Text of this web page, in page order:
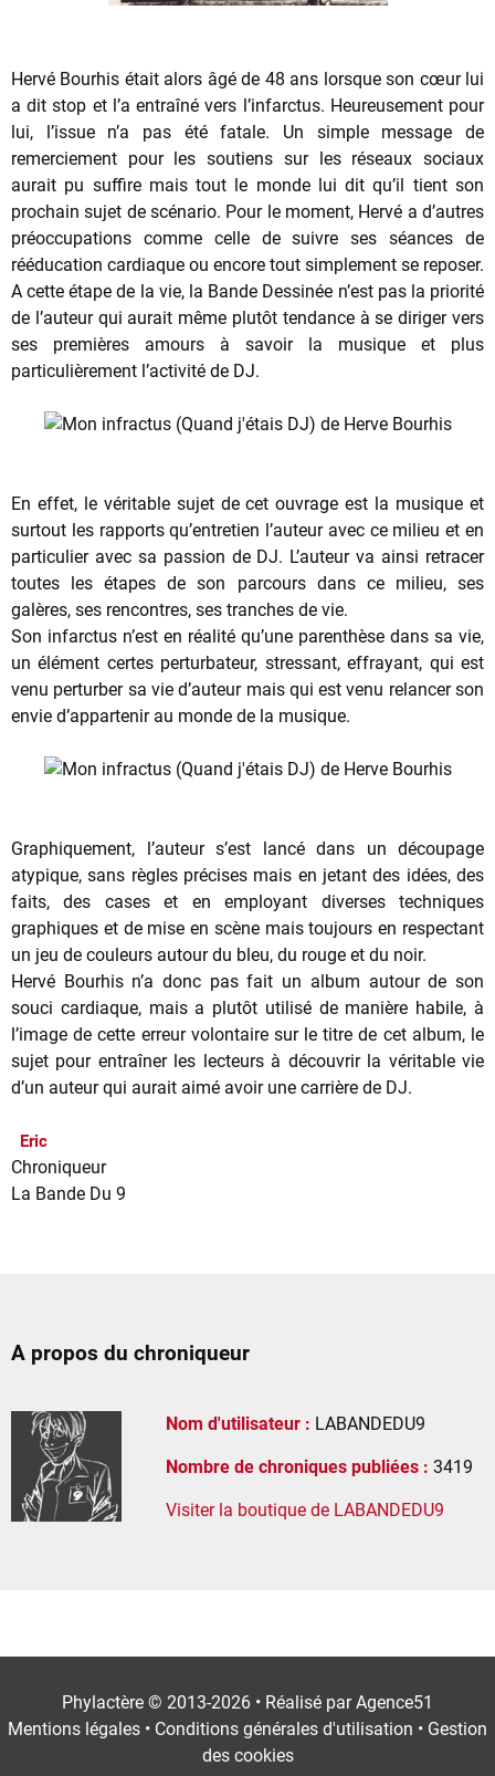
Hervé Bourhis était alors âgé de 48 ans lorsque son cœur lui
a dit stop et l’a entraîné vers l’infarctus. Heureusement pour
lui, l’issue n’a pas été fatale. Un simple message de
remerciement pour les soutiens sur les réseaux sociaux
aurait pu suffire mais tout le monde lui dit qu’il tient son
prochain sujet de scénario. Pour le moment, Hervé a d’autres
préoccupations comme celle de suivre ses séances de
rééducation cardiaque ou encore tout simplement se reposer.
A cette étape de la vie, la Bande Dessinée n’est pas la priorité
de l’auteur qui aurait même plutôt tendance à se diriger vers
ses premières amours à savoir la musique et plus
particulièrement l’activité de DJ.
En effet, le véritable sujet de cet ouvrage est la musique et
surtout les rapports qu’entretien l’auteur avec ce milieu et en
particulier avec sa passion de DJ. L’auteur va ainsi retracer
toutes les étapes de son parcours dans ce milieu, ses
galères, ses rencontres, ses tranches de vie.
Son infarctus n’est en réalité qu’une parenthèse dans sa vie,
un élément certes perturbateur, stressant, effrayant, qui est
venu perturber sa vie d’auteur mais qui est venu relancer son
envie d’appartenir au monde de la musique.
Graphiquement, l’auteur s’est lancé dans un découpage
atypique, sans règles précises mais en jetant des idées, des
faits, des cases et en employant diverses techniques
graphiques et de mise en scène mais toujours en respectant
un jeu de couleurs autour du bleu, du rouge et du noir.
Hervé Bourhis n’a donc pas fait un album autour de son
souci cardiaque, mais a plutôt utilisé de manière habile, à
l’image de cette erreur volontaire sur le titre de cet album, le
sujet pour entraîner les lecteurs à découvrir la véritable vie
d’un auteur qui aurait aimé avoir une carrière de DJ.
Eric
Chroniqueur
La Bande Du 9
A propos du chroniqueur
Nom d'utilisateur : LABANDEDU9
Nombre de chroniques publiées : 3419
Visiter la boutique de LABANDEDU9
Phylactère © 2013-2026 • Réalisé parAgence51
Mentions légales • Conditions générales d'utilisation • Gestion
des cookies